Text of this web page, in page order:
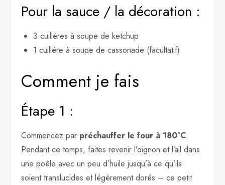
Pour la sauce / la décoration :
3 cuillères à soupe de ketchup
1 cuillère à soupe de cassonade (facultatif)
Comment je fais
Étape 1 :
Commencez par préchauffer le four à 180°C.
Pendant ce temps, faites revenir l’oignon et l’ail dans
une poêle avec un peu d’huile jusqu’à ce qu’ils
soient translucides et légèrement dorés – ce petit